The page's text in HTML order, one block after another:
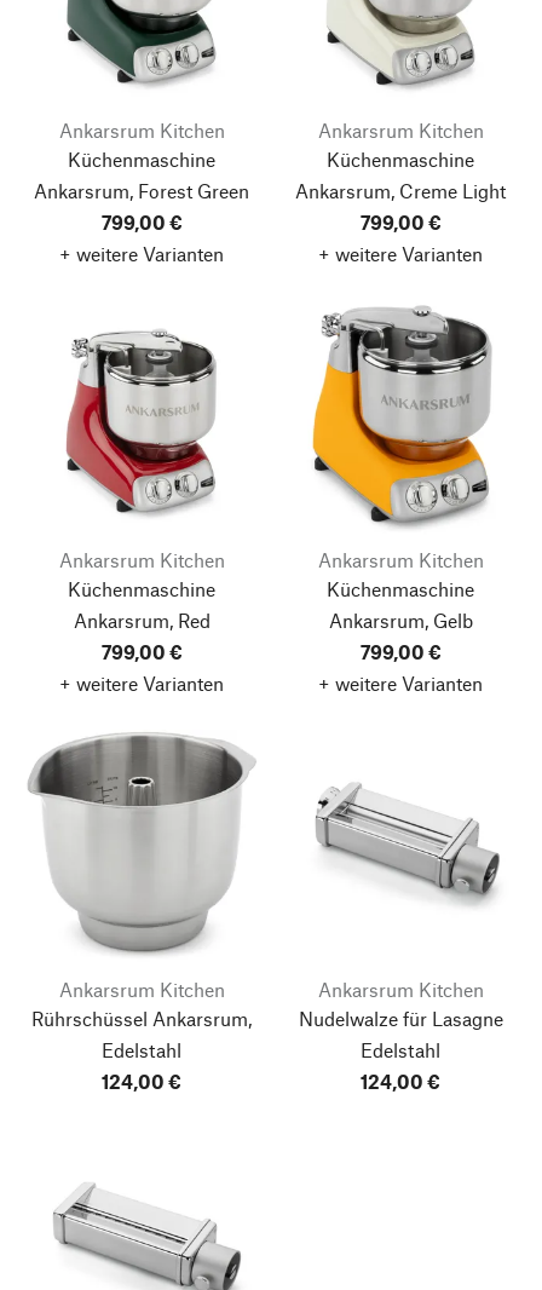
Ankarsrum Kitchen
Küchenmaschine
Ankarsrum, Forest Green
799,00 €
+ weitere Varianten
Ankarsrum Kitchen
Küchenmaschine
Ankarsrum, Creme Light
799,00 €
+ weitere Varianten
Ankarsrum Kitchen
Küchenmaschine
Ankarsrum, Red
799,00 €
+ weitere Varianten
Ankarsrum Kitchen
Küchenmaschine
Ankarsrum, Gelb
799,00 €
+ weitere Varianten
Ankarsrum Kitchen
Rührschüssel Ankarsrum,
Edelstahl
124,00 €
Ankarsrum Kitchen
Nudelwalze für Lasagne
Edelstahl
124,00 €